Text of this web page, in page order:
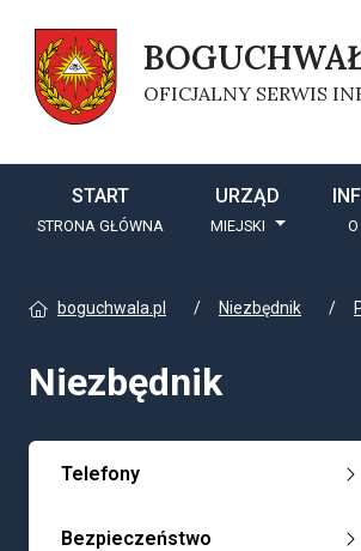
OFICJALNY SERWIS
START
STRONA GŁÓWNA
URZĄD
MIEJSKI
boguchwala.pl Niezbędnik
Niezbędnik
Telefony
Bezpieczeństwo